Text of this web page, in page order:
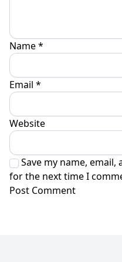
Name*
Email *
Website
Save my name,
for the next time I